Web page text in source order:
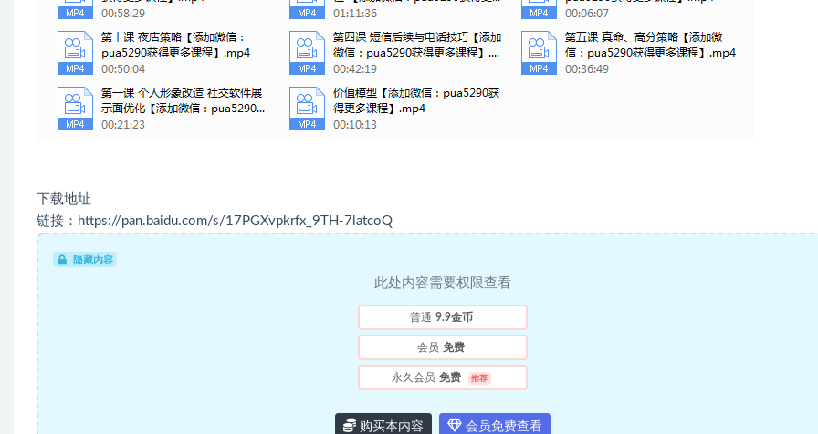
下载地址
链接：https://pan.baidu.com/s/17PGXvpkrfx_9TH-7latcoQ
隐藏内容
此处内容需要权限查看
普通 9.9金币
会员 免费
永久会员 免费 推荐
购买本内容 会员免费查看